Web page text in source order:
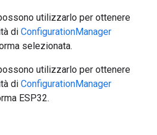
utilizzarlo per ottenere
di ConfigurationManager
selezionata.
utilizzarlo per ottenere
di ConfigurationManager
ESP32.